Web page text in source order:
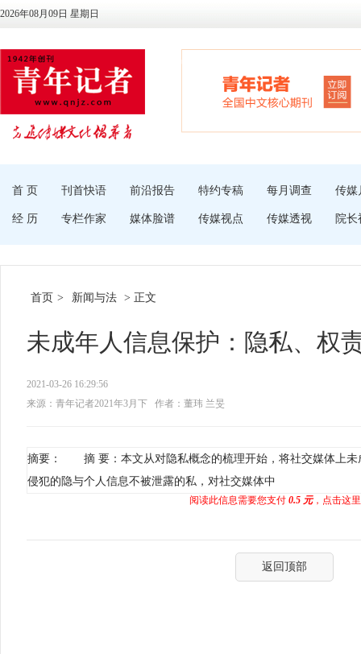
2026年08月09日 星期日
首 页 刊首快语 前沿报告 特约专稿 每月调查 传媒
经 历 专栏作家 媒体脸谱 传媒视点 传媒透视 院长
首页 > 新闻与法 > 正文
未成年人信息保护：隐私、权
2021-03-26 16:29:56
来源：青年记者2021年3月下
作者：董玮 兰旻
摘要： 摘 要：本文从对隐私概念的梳理开始，将社交媒体上未
侵犯的隐与个人信息不被泄露的私，对社交媒体中
阅读此信息需要您支付 0.5 元，点击这
返回顶部